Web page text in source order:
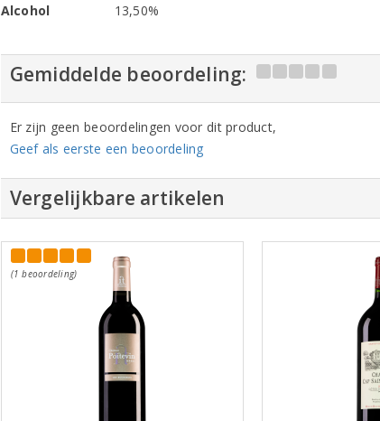
Alcohol
13,50%
Gemiddelde beoordeling:
Er zijn geen beoordelingen voor dit product,
Geef als eerste een beoordeling
Vergelijkbare artikelen
(1 beoordeling)